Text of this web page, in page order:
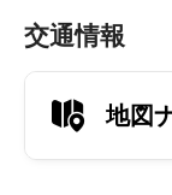
交通情報
地図